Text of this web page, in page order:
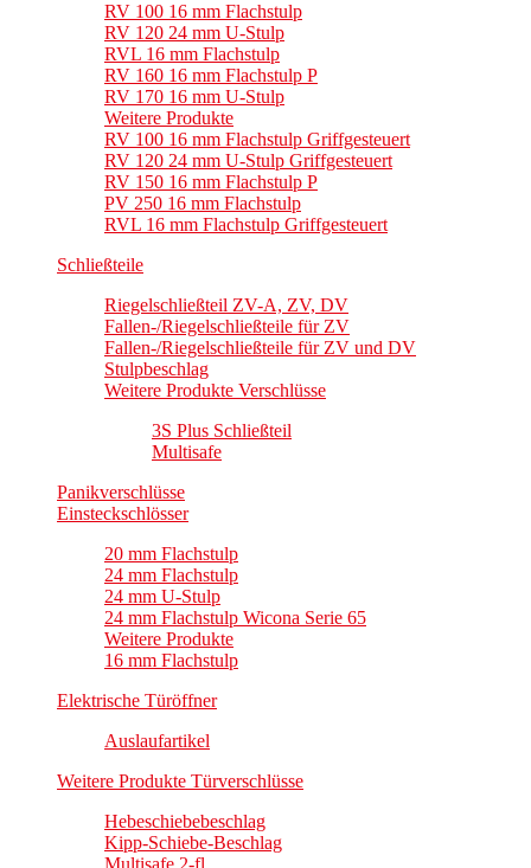
RV 100 16 mm Flachstulp
RV 120 24 mm U-Stulp
RVL 16 mm Flachstulp
RV 160 16 mm Flachstulp P
RV 170 16 mm U-Stulp
Weitere Produkte
RV 100 16 mm Flachstulp Griffgesteuert
RV 120 24 mm U-Stulp Griffgesteuert
RV 150 16 mm Flachstulp P
PV 250 16 mm Flachstulp
RVL 16 mm Flachstulp Griffgesteuert
Schließteile
Riegelschließteil ZV-A, ZV, DV
Fallen-/Riegelschließteile für ZV
Fallen-/Riegelschließteile für ZV und DV
Stulpbeschlag
Weitere Produkte Verschlüsse
3S Plus Schließteil
Multisafe
Panikverschlüsse
Einsteckschlösser
20 mm Flachstulp
24 mm Flachstulp
24 mm U-Stulp
24 mm Flachstulp Wicona Serie 65
Weitere Produkte
16 mm Flachstulp
Elektrische Türöffner
Auslaufartikel
Weitere Produkte Türverschlüsse
Hebeschiebebeschlag
Kipp-Schiebe-Beschlag